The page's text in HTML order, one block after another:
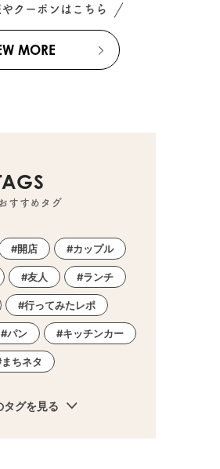
クーポンはこちら
MORE
すすめタグ
開店 カップル
友人 ランチ
行ってみたレポ
パン キッチンカー
まちネタ
タグを見る